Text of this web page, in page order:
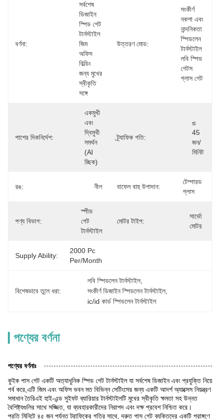
বর্ণনা:
সর্বশেষ
ডিজাইন
স্পিড গেট
টার্নস্টাইল
জিম
অফিস
বিল্ডিং
জন্য মুখের
স্বীকৃতি
সঙ্গে
উত্তরণ মোড:
সংকীর্ণ
নকশা এবং
নান্দনিকতা
স্পিডলেন
টার্নস্টাইল
লবি স্পিড
গেটস
গ্লাস গেট
পাশের দিকনির্দেশ:
একমুখী
এবং
দ্বিমুখী
সমর্থন
(al
চ্ছিক)
ট্র্যাফিক গতি:
≤
45
জন/
মিনিট
রঙ: নীল বাফেল বাহু উপাদান:
টেম্পারড
গ্লাস
পণ্য বিভাগ:
স্পীড
গেট
টার্নস্টাইল
মোটর টাইপ:
সার্ভো
মোটর
Supply Ability:
2000 Pc
Per/month
বিশেষভাবে তুলে ধরা:
লবি স্পিডলেন টার্নস্টাইল
সংকীর্ণ ডিজাইন স্পিডলেন টার্নস্টাইল
ic/id কার্ড স্পিডলেন টার্নস্টাইল
পণ্যের বর্ণনা
পণ্যের বর্ণনাঃ
কুইক পাস গেট একটি অত্যাধুনিক স্পিড গেট টার্নস্টাইল যা সর্বশেষ ডিজাইন এবং প্রযুক্তি নিয়ে
গর্ব করে,এটি জিম এবং অফিস ভবন মত বিভিন্ন সেটিংসের জন্য একটি আদর্শ অ্যাক্সেস নিয়ন্ত্রণ
সমাধান তৈরিএই হাই-এন্ড সুইফট ব্যারিয়ার টার্নস্টাইলটি মুখের স্বীকৃতি ক্ষমতা সহ উন্নত
বৈশিষ্ট্যগুলির সাথে সজ্জিত, যা ব্যবহারকারীদের নিরাপদ এবং দক্ষ প্রবেশ নিশ্চিত করে।
প্রতি মিনিটে ৪৫ জন পর্যন্ত ট্রাফিকের গতির সাথে, দ্রুত পাস গেট ব্যক্তিদের একটি প্রাঙ্গণে